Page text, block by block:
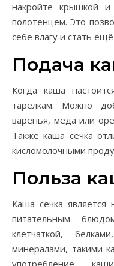
накройте крышкой и
полотенцем. Это
себе влагу и стать
Подача
Когда каша
тарелкам. Можно
варенья, меда или
Также каша сечка
кисломолочными
Польза
Каша сечка
питательным
клетчаткой,
минералами, такими